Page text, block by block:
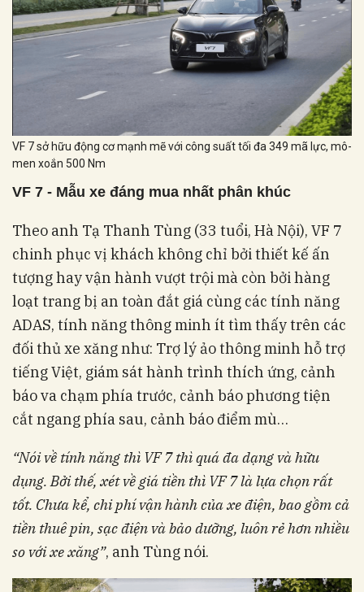
VF 7 sở hữu động cơ mạnh mẽ với công suất tối đa 349 mã lực, mô-
men xoắn 500 Nm
VF 7 - Mẫu xe đáng mua nhất phân khúc
Theo anh Tạ Thanh Tùng (33 tuổi, Hà Nội), VF 7
chinh phục vị khách không chỉ bởi thiết kế ấn
tượng hay vận hành vượt trội mà còn bởi hàng
loạt trang bị an toàn đắt giá cùng các tính năng
ADAS, tính năng thông minh ít tìm thấy trên các
đối thủ xe xăng như: Trợ lý ảo thông minh hỗ trợ
tiếng Việt, giám sát hành trình thích ứng, cảnh
báo va chạm phía trước, cảnh báo phương tiện
cắt ngang phía sau, cảnh báo điểm mù…
“Nói về tính năng thì VF 7 thì quá đa dạng và hữu
dụng. Bởi thế, xét về giá tiền thì VF 7 là lựa chọn rất
tốt. Chưa kể, chi phí vận hành của xe điện, bao gồm cả
tiền thuê pin, sạc điện và bảo dưỡng, luôn rẻ hơn nhiều
so với xe xăng”, anh Tùng nói.